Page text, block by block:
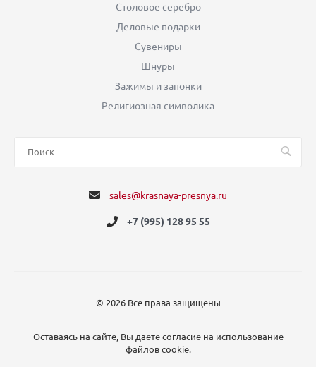
Столовое серебро
Деловые подарки
Сувениры
Шнуры
Зажимы и запонки
Религиозная символика
sales@krasnaya-presnya.ru
+7 (995) 128 95 55
© 2026 Все права защищены
Оставаясь на сайте, Вы даете согласие на использование
файлов cookie.